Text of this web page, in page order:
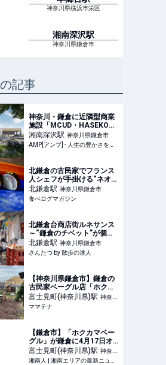
神奈川県横浜市栄区
湘南深沢駅
神奈川県鎌倉市
記事
神奈川・鎌倉に近隣型商業
施設「MCUD・HASEKO
Retail鎌倉梶原」が竣工 カ
インズとライフが出店 |
AMP[アンプ] - 人生の豊か
りだす新世代向けビジネス
メディア
湘南深沢駅 神奈川県鎌倉市
AMP[アンプ] - 人生の豊かさを生む瞬間を情報でつくりだす新世代向けビジネスメディア
北鎌倉の古民家でフランス
人シェフが手掛ける“ネオ懐
石” | 食べログマガジン
北鎌倉駅 神奈川県鎌倉市
食べログマガジン
北鎌倉台商店街ルネサンス
～“鎌倉のチベット”が個性
豊かな面々の力で新たなス
テージへ～｜さんたつ by
散歩の達人
北鎌倉駅 神奈川県鎌倉市
さんたつ by 散歩の達人
【神奈川県鎌倉市】鎌倉の
古民家ベーグル店「ホクカ
マベーグル」、薪と鉄板に
よる新たなBBQ体験を提供
| ママテナ
富士見町(神奈川県)駅 神奈川
県鎌倉市
ママテナ
【鎌倉市】「ホクカマベー
グル」が鎌倉に4月17日オ
ープン！古民家再生の整う
ベーグル専門店 | 湘南人
富士見町(神奈川県)駅 神奈川
県鎌倉市
湘南人 | 湘南エリアの最新ニュース・グルメ・イベント穴場情報満載！